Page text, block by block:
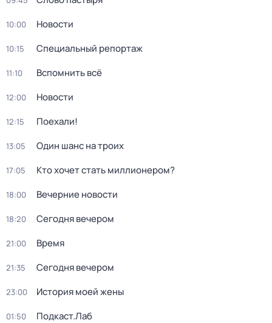
10:00 Новости
10:15 Специальный репортаж
11:10 Вспомнить всё
12:00 Новости
12:15 Поехали!
13:05 Один шанс на троих
17:05 Кто хочет стать миллионером?
18:00 Вечерние новости
18:20 Сегодня вечером
21:00 Время
21:35 Сегодня вечером
23:00 История моей жены
01:50 Подкаст.Лаб